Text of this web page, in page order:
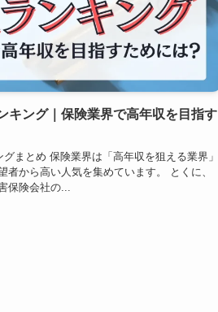
キング｜保険業界で高年収を目指す
まとめ 保険業界は「高年収を狙える業界」
者から高い人気を集めています。 とくに、
保険会社の...